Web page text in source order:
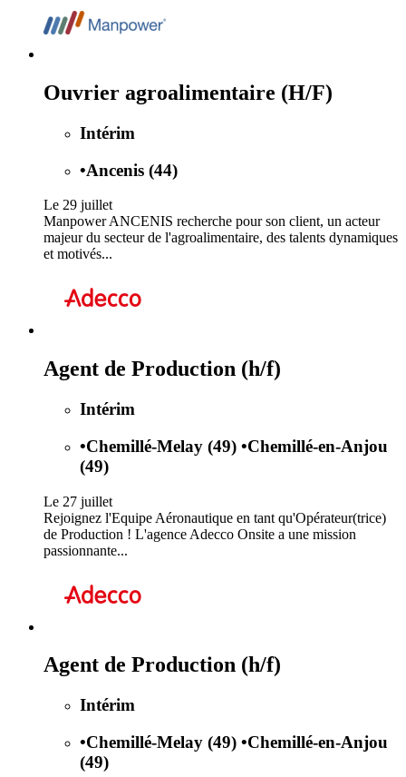
Ouvrier agroalimentaire (H/F)
Intérim
•Ancenis (44)
Le 29 juillet
Manpower ANCENIS recherche pour son client, un acteur
majeur du secteur de l'agroalimentaire, des talents dynamiques
et motivés...
Agent de Production (h/f)
Intérim
•Chemillé-Melay (49) •Chemillé-en-Anjou
(49)
Le 27 juillet
Rejoignez l'Equipe Aéronautique en tant qu'Opérateur(trice)
de Production ! L'agence Adecco Onsite a une mission
passionnante...
Agent de Production (h/f)
Intérim
•Chemillé-Melay (49) •Chemillé-en-Anjou
(49)